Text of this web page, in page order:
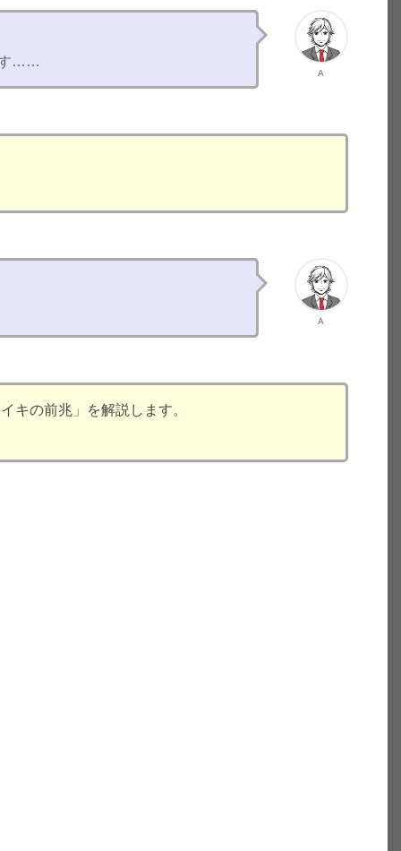
A
す……
A
キの前兆」を解説します。